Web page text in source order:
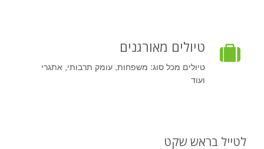
טיולים מאורגנים
טיולים מכל סוג: משפחות, עומק תרבותי, אתגרי
ועוד
לטייל בראש שקט